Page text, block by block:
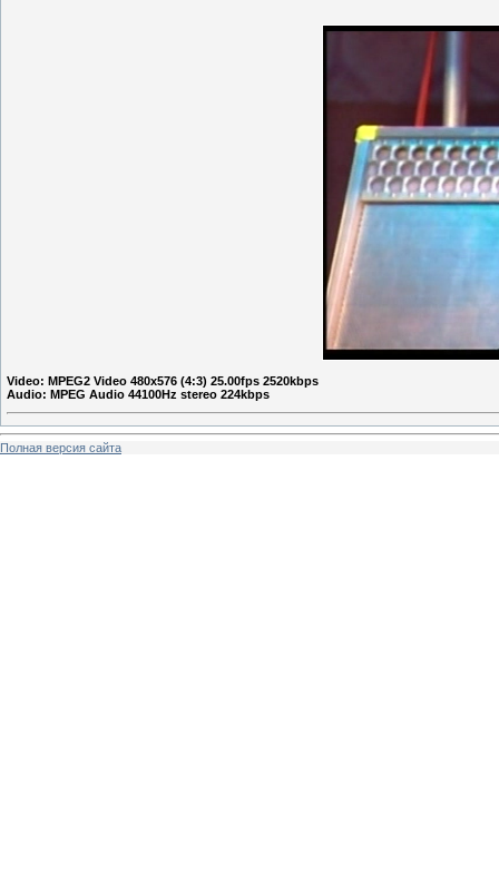
Video: MPEG2 Video 480x576 (4:3) 25.00fps 2520kbps
Audio: MPEG Audio 44100Hz stereo 224kbps
Полная версия сайта